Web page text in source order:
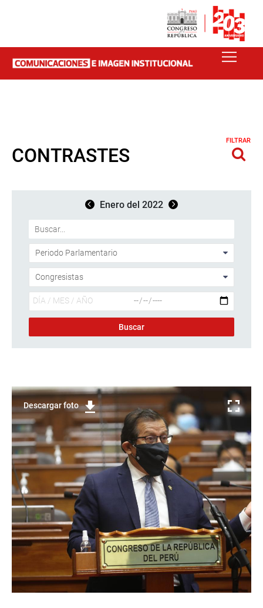
CONTRASTES
FILTRAR
Enero del 2022
Descargar foto